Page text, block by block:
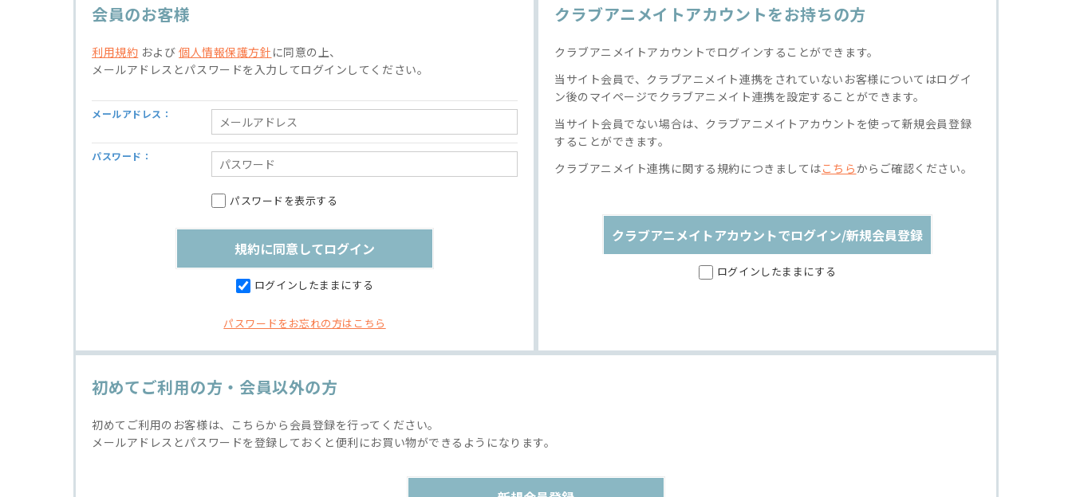
会員のお客様
利用規約 および個人情報保護方針 に同意の上、
メールアドレスとパスワードを入力してログインしてください。
メールアドレス：
パスワード：
パスワードを表示する
ログインしたままにする
パスワードをお忘れの方はこちら
クラブアニメイトアカウントをお持ちの方
クラブアニメイトアカウントでログインすることができます。
当サイト会員で、クラブアニメイト連携をされていないお客様についてはログイ
ン後のマイページでクラブアニメイト連携を設定することができます。
当サイト会員でない場合は、クラブアニメイトアカウントを使って新規会員登録
することができます。
クラブアニメイト連携に関する規約につきましてはこちらからご確認ください。
クラブアニメイトアカウントでログイン/新規会員登録
ログインしたままにする
初めてご利用の方・会員以外の方
初めてご利用のお客様は、こちらから会員登録を行ってください。
メールアドレスとパスワードを登録しておくと便利にお買い物ができるようになります。